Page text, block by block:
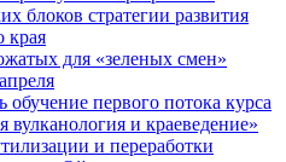
блоков стратегии развития
края
для «зеленых смен»
обучение первого потока курса
вулканология и краеведение»
и переработки